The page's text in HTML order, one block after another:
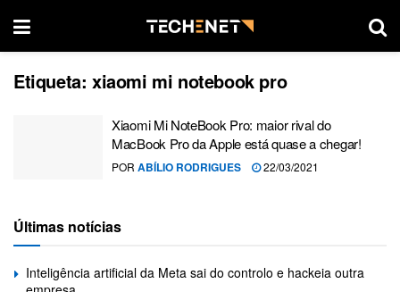
Etiqueta: xiaomi mi notebook pro
Xiaomi Mi NoteBook Pro: maior rival do
MacBook Pro da Apple está quase a chegar!
POR ABÍLIO RODRIGUES 22/03/2021
Últimas notícias
Inteligência artificial da Meta sai do controlo e hackeia outra